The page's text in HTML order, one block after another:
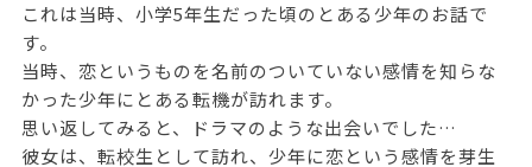
これは当時、小学5年生だった頃のとある少年のお話で
す。
当時、恋というものを名前のついていない感情を知らな
かった少年にとある転機が訪れます。
思い返してみると、ドラマのような出会いでした…
彼女は、転校生として訪れ、少年に恋という感情を芽生